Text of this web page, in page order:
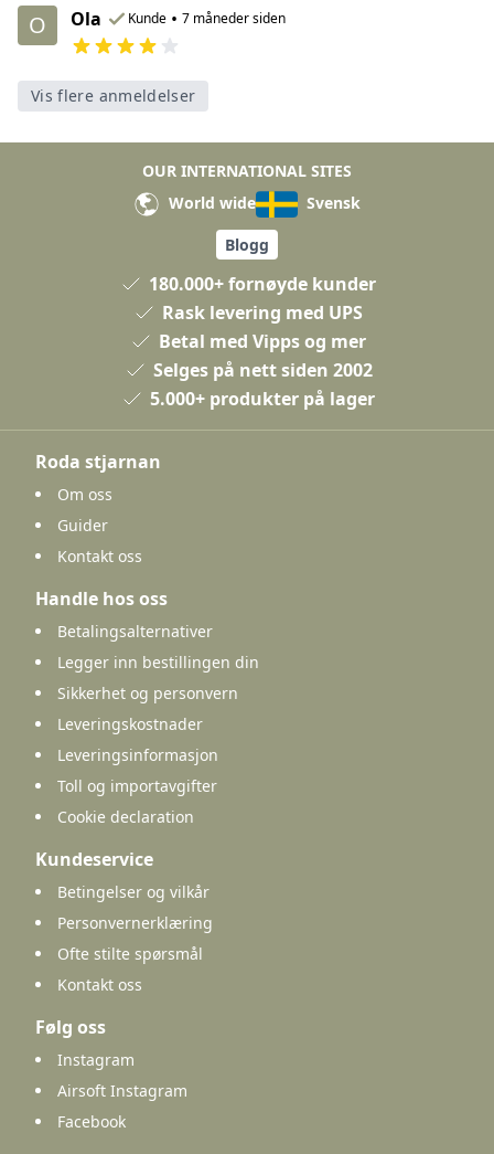
O Ola Kunde • 7 måneder siden
Vis flere anmeldelser
OUR INTERNATIONAL SITES
World wide
Svensk
Blogg
180.000+ fornøyde kunder
Rask levering med UPS
Betal med Vipps og mer
Selges på nett siden 2002
5.000+ produkter på lager
Roda stjarnan
Om oss
Guider
Kontakt oss
Handle hos oss
Betalingsalternativer
Legger inn bestillingen din
Sikkerhet og personvern
Leveringskostnader
Leveringsinformasjon
Toll og importavgifter
Cookie declaration
Kundeservice
Betingelser og vilkår
Personvernerklæring
Ofte stilte spørsmål
Kontakt oss
Følg oss
Instagram
Airsoft Instagram
Facebook